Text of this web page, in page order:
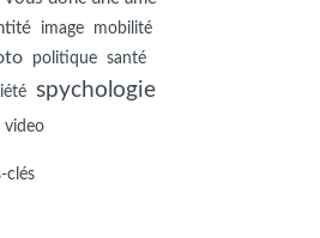
image mobilité
politique santé
spychologie
video
clés